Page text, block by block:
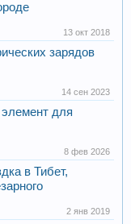
13 окт 2018
зарядов
14 сен 2023
для
8 фев 2026
в Тибет,
2 янв 2019